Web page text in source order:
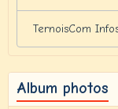
TernoisCom
Album photos